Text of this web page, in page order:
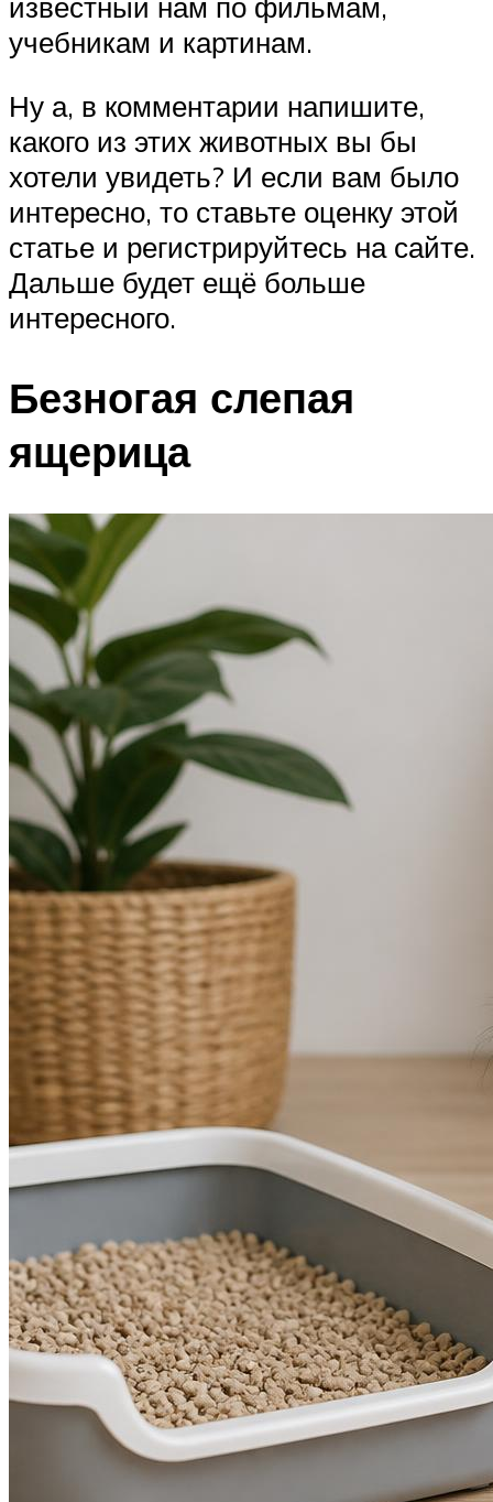
учебникам и картинам.
Ну а, в комментарии напишите,
какого из этих животных вы бы
хотели увидеть? И если вам было
интересно, то ставьте оценку этой
статье и регистрируйтесь на сайте.
Дальше будет ещё больше
интересного.
Безногая слепая
ящерица